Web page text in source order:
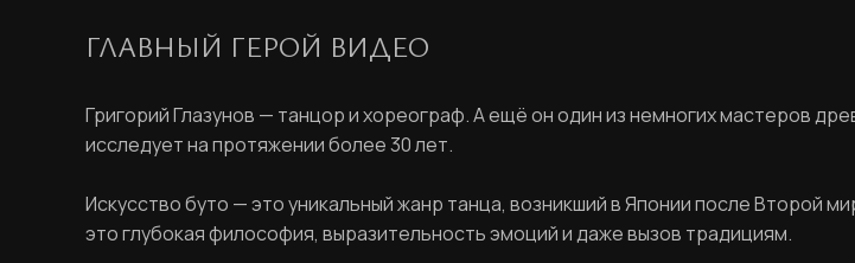
ГЛАВНЫЙ ГЕРОЙ ВИДЕО
Григорий Глазунов — танцор и хореограф. А ещё он один из немногих мастеров
исследует на протяжении более 30 лет.
Искусство буто — это уникальный жанр танца, возникший в Японии после Второй
это глубокая философия, выразительность эмоций и даже вызов традициям.